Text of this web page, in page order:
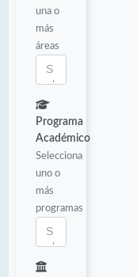
una o
más
áreas
Programa
Académico
Selecciona
uno o
más
programas